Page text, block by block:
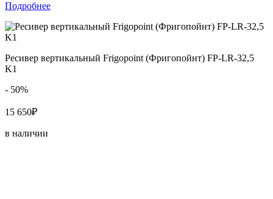
Подробнее
Ресивер вертикальный Frigopoint (Фригопойнт) FP-LR-32,5
K1
- 50%
15 650₽
в наличии